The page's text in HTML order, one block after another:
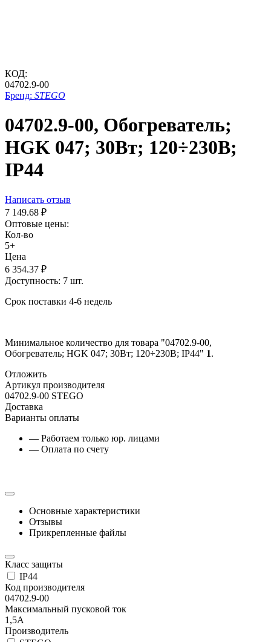
КОД:
04702.9-00
Бренд: STEGO
04702.9-00, Обогреватель;
HGK 047; 30Вт; 120÷230В;
IP44
Написать отзыв
7 149.68 ₽
Оптовые цены:
Кол-во
5+
Цена
6 354.37 ₽
Доступность: 7 шт.
Срок поставки 4-6 недель
Минимальное количество для товара "04702.9-00,
Обогреватель; HGK 047; 30Вт; 120÷230В; IP44" 1.
Отложить
Артикул производителя
04702.9-00 STEGO
Доставка
Варианты оплаты
— Работаем только юр. лицами
— Оплата по счету
Основные характеристики
Отзывы
Прикрепленные файлы
Класс защиты
IP44
Код производителя
04702.9-00
Максимальный пусковой ток
1,5А
Производитель